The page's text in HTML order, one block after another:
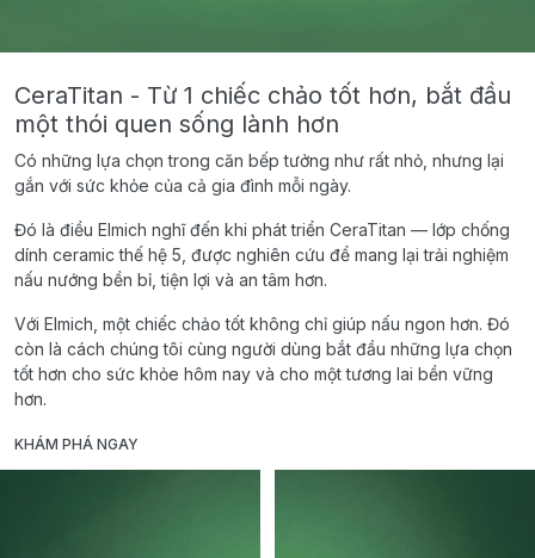
CeraTitan - Từ 1 chiếc chảo tốt hơn, bắt đầu
một thói quen sống lành hơn
Có những lựa chọn trong căn bếp tưởng như rất nhỏ, nhưng lại
gắn với sức khỏe của cả gia đình mỗi ngày.
Đó là điều Elmich nghĩ đến khi phát triển CeraTitan — lớp chống
dính ceramic thế hệ 5, được nghiên cứu để mang lại trải nghiệm
nấu nướng bền bỉ, tiện lợi và an tâm hơn.
Với Elmich, một chiếc chảo tốt không chỉ giúp nấu ngon hơn. Đó
còn là cách chúng tôi cùng người dùng bắt đầu những lựa chọn
tốt hơn cho sức khỏe hôm nay và cho một tương lai bền vững
hơn.
KHÁM PHÁ NGAY